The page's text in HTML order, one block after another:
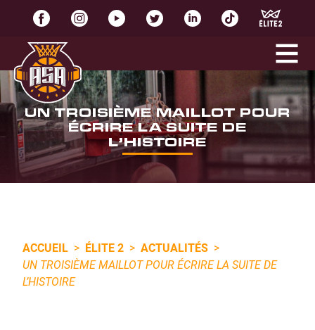
UN TROISIÈME MAILLOT POUR
ÉCRIRE LA SUITE DE
L’HISTOIRE
ACCUEIL > ÉLITE 2 > ACTUALITÉS >
UN TROISIÈME MAILLOT POUR ÉCRIRE LA SUITE DE
L’HISTOIRE